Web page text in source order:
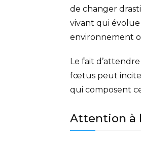
de changer
vivant qui
environnement
Le fait
fœtus peut
qui composent
Attention à